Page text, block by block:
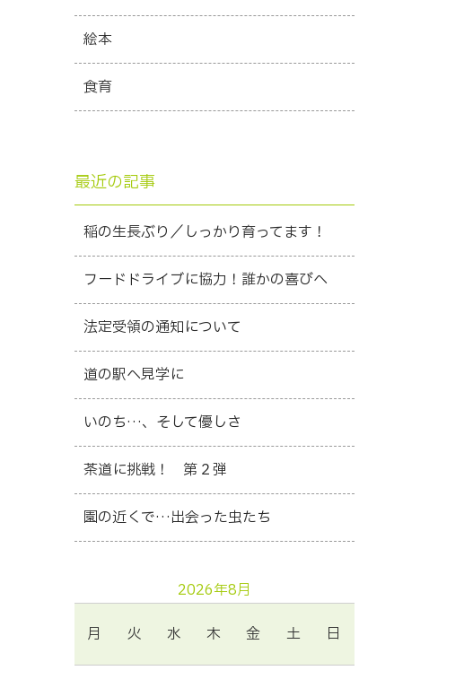
絵本
食育
最近の記事
稲の生長ぶり／しっかり育ってます！
フードドライブに協力！誰かの喜びへ
法定受領の通知について
道の駅へ見学に
いのち…、そして優しさ
茶道に挑戦！ 第２弾
園の近くで…出会った虫たち
2026年8月
月 火 水 木 金 土 日